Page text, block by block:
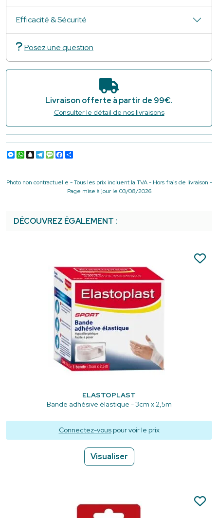
Efficacité & Sécurité
Posez une question
Livraison offerte à partir de 99€.
Consulter le détail de nos livraisons
Messenger
WhatsApp
Snapchat
Telegram
Message
Facebook
Photo non contractuelle - Tous les prix incluent la TVA - Hors frais de livraison -
Page mise à jour le 03/08/2026
DÉCOUVREZ ÉGALEMENT :
ELASTOPLAST
Bande adhésive élastique - 3cm x 2,5m
Connectez-vouspour voir le prix
Visualiser